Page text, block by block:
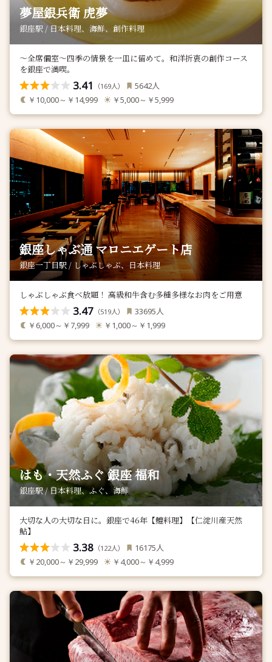
夢屋銀兵衛 虎夢
銀座駅 / 日本料理、海鮮、創作料理
～全席個室～四季の情景を一皿に留めて。和洋折衷の創作コース
を銀座で満喫。
3.41 （169人） 5642人
￥10,000～￥14,999 ￥5,000～￥5,999
銀座しゃぶ通 マロニエゲート店
銀座一丁目駅 / しゃぶしゃぶ、日本料理
しゃぶしゃぶ食べ放題！ 高級和牛含む多種多様なお肉をご用意
3.47 （519人） 33695人
￥6,000～￥7,999 ￥1,000～￥1,999
はも・天然ふぐ 銀座 福和
銀座駅 / 日本料理、ふぐ、海鮮
大切な人の大切な日に。銀座で46年【鱧料理】【仁淀川産天然
鮎】
3.38 （122人） 16175人
￥20,000～￥29,999 ￥4,000～￥4,999